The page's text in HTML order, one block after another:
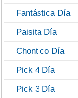
Fantástica Día
Paisita Día
Chontico Día
Pick 4 Día
Pick 3 Día